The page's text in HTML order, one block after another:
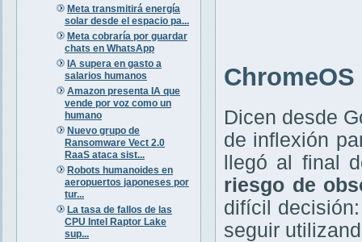
Meta transmitirá energía
solar desde el espacio pa...
Meta cobraría por guardar
chats en WhatsApp
IA supera en gasto a
salarios humanos
Amazon presenta IA que
vende por voz como un
humano
Nuevo grupo de
Ransomware Vect 2.0
RaaS ataca sist...
Robots humanoides en
aeropuertos japoneses por
tur...
La tasa de fallos de las
CPU Intel Raptor Lake
sup...
Dicen desde
de inflexión
llegó al final
riesgo de
difícil
seguir